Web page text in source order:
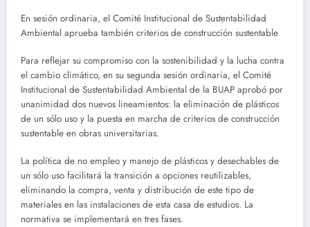
En sesión ordinaria, el Comité Institucional de Sustentabilidad
Ambiental aprueba también criterios de construcción sustentable
Para reflejar su compromiso con la sostenibilidad y la lucha contra
el cambio climático, en su segunda sesión ordinaria, el Comité
Institucional de Sustentabilidad Ambiental de la BUAP aprobó por
unanimidad dos nuevos lineamientos: la eliminación de plásticos
de un sólo uso y la puesta en marcha de criterios de construcción
sustentable en obras universitarias.
La política de no empleo y manejo de plásticos y desechables de
un sólo uso facilitará la transición a opciones reutilizables,
eliminando la compra, venta y distribución de este tipo de
materiales en las instalaciones de esta casa de estudios. La
normativa se implementará en tres fases.